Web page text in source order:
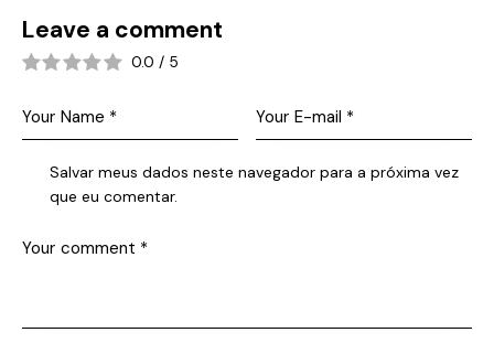
Leave a comment
0.0 / 5
Salvar meus dados neste navegador para a próxima vez
que eu comentar.